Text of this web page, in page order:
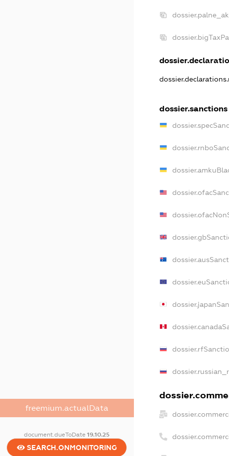
freemium.actualData
document.dueToDate19.10.25
SEARCH.ONMONITORING
dossier.sanctions